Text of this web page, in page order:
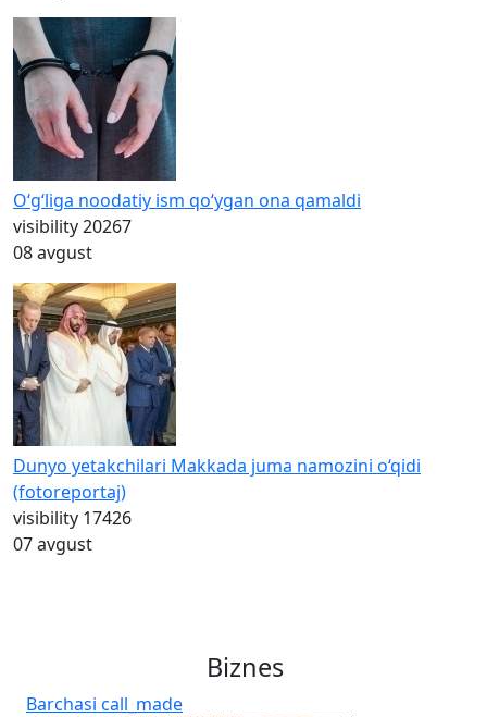
O‘g‘liga noodatiy ism qo‘ygan ona qamaldi
visibility20267
08 avgust
Dunyo yetakchilari Makkada juma namozini o‘qidi
(fotoreportaj)
visibility 17426
07 avgust
Biznes
Barchasi call_made